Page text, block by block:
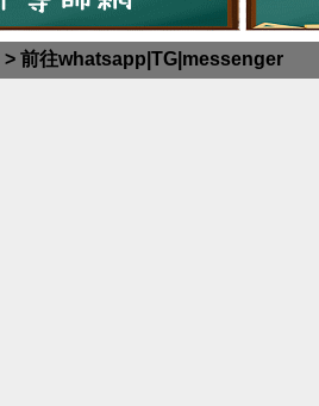
> 前往whatsapp|TG|messenger